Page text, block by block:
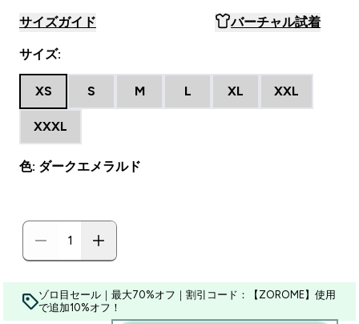
サイズガイド バーチャル試着
サイズ:
XS S M L XL XXL
XXXL
色: ダークエメラルド
ゾロ目セール｜最大70%オフ｜割引コード：【ZOROME】使用
で追加10%オフ！